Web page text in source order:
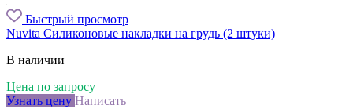
Быстрый просмотр
Nuvita Силиконовые накладки на грудь (2 штуки)
В наличии
Цена по запросу
Узнать цену Написать